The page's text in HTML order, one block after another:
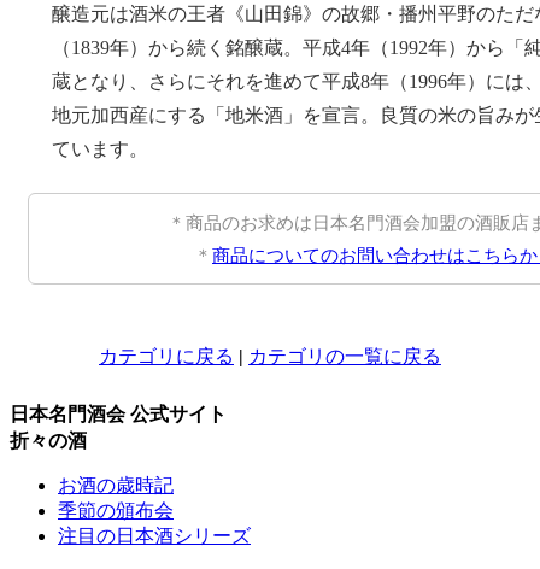
醸造元は酒米の王者《山田錦》の故郷・播州平野のただ
（1839年）から続く銘醸蔵。平成4年（1992年）から「
蔵となり、さらにそれを進めて平成8年（1996年）には
地元加西産にする「地米酒」を宣言。良質の米の旨み
ています。
＊商品のお求めは日本名門酒会加盟の酒販店
＊ 商品についてのお問い合わせはこちら
カテゴリに戻る | カテゴリの一覧に戻る
日本名門酒会 公式サイト
折々の酒
お酒の歳時記
季節の頒布会
注目の日本酒シリーズ